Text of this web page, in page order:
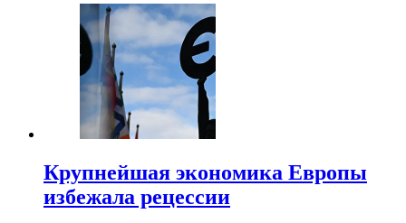
Крупнейшая экономика Европы
избежала рецессии